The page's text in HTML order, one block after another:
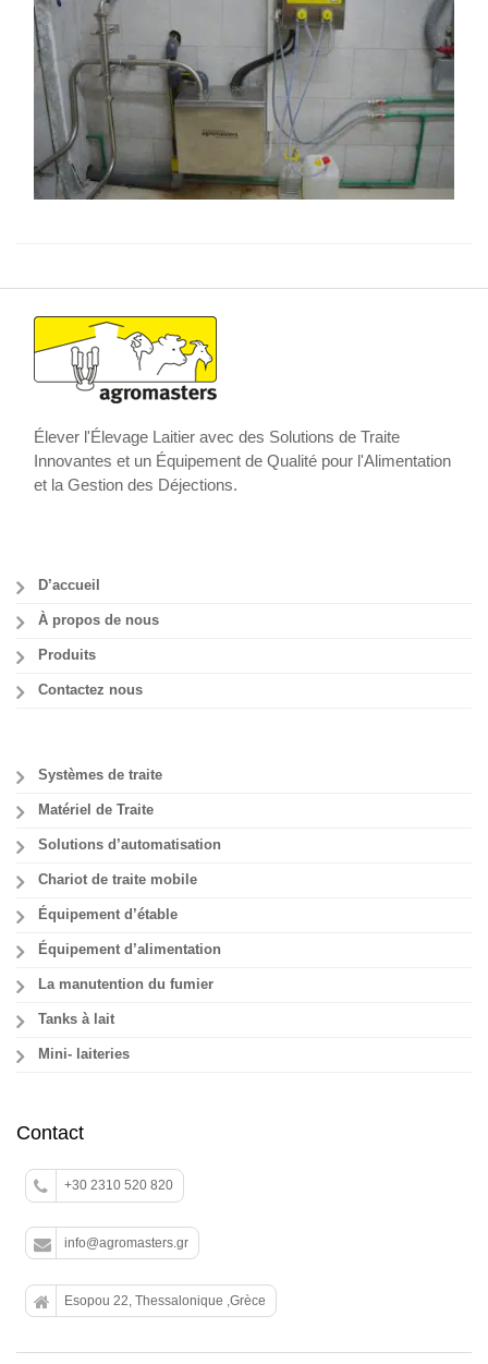
Élever l'Élevage Laitier avec des Solutions de Traite
Innovantes et un Équipement de Qualité pour l'Alimentation
et la Gestion des Déjections.
D’accueil
À propos de nous
Produits
Contactez nous
Systèmes de traite
Matériel de Traite
Solutions d’automatisation
Chariot de traite mobile
Équipement d’étable
Équipement d’alimentation
La manutention du fumier
Tanks à lait
Mini- laiteries
Contact
+30 2310 520 820
info@agromasters.gr
Esopou 22, Thessalonique ,Grèce